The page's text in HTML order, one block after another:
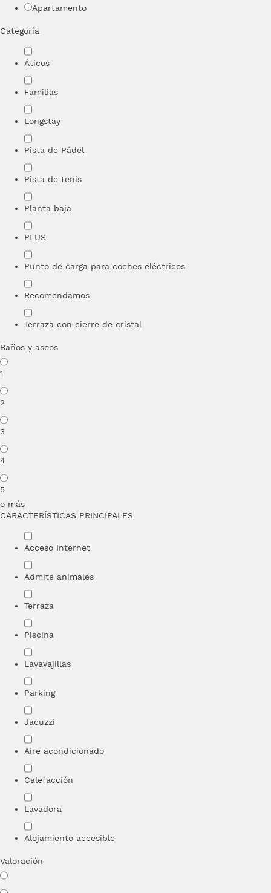
Apartamento
Categoría
Áticos
Familias
Longstay
Pista de Pádel
Pista de tenis
Planta baja
PLUS
Punto de carga para coches eléctricos
Recomendamos
Terraza con cierre de cristal
Baños y aseos
1
2
3
4
5
o más
CARACTERÍSTICAS PRINCIPALES
Acceso Internet
Admite animales
Terraza
Piscina
Lavavajillas
Parking
Jacuzzi
Aire acondicionado
Calefacción
Lavadora
Alojamiento accesible
Valoración